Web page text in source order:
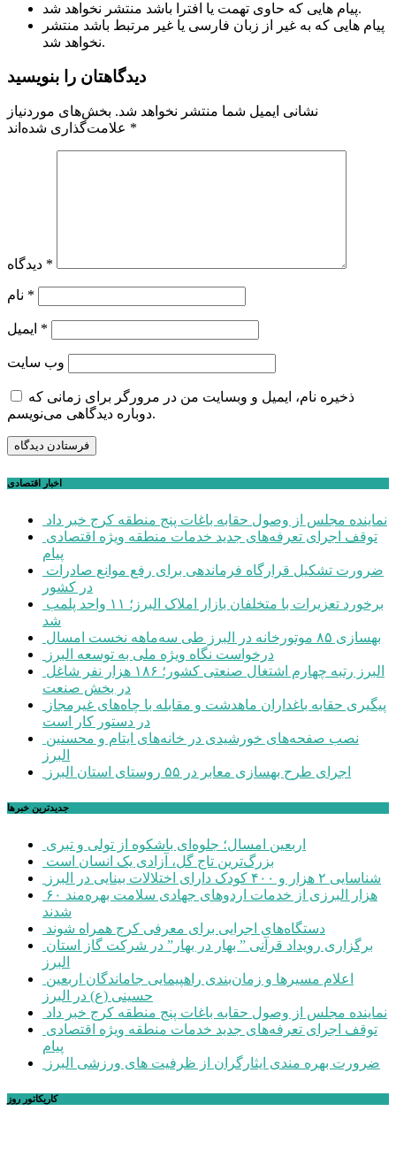
پیام هایی که حاوی تهمت یا افترا باشد منتشر نخواهد شد.
پیام هایی که به غیر از زبان فارسی یا غیر مرتبط باشد منتشر
نخواهد شد.
دیدگاهتان را بنویسید
نشانی ایمیل شما منتشر نخواهد شد. بخش‌های موردنیاز
*
*
*
*
وب‌ سایت
ذخیره نام، ایمیل و وبسایت من در مرورگر برای زمانی که
دوباره دیدگاهی می‌نویسم.
اخبار اقتصادی
نماینده مجلس از وصول حقابه باغات پنج منطقه کرج خبر داد
پیام
در کشور
شد
بهسازی ۸۵ موتورخانه در البرز طی سه‌ماهه نخست امسال
درخواست نگاه ویژه ملی به توسعه البرز
در بخش صنعت
در دستور کار است
البرز
اجرای طرح بهسازی معابر در ۵۵ روستای استان البرز
جديدترين خبرها
اربعین امسال؛ جلوه‌ای باشکوه از تولی و تبری
بزرگ‌ترین تاج گل، آزادی یک انسان است
شناسایی ۲ هزار و ۴۰۰ کودک دارای اختلالات بینایی در البرز
۶۰ هزار البرزی از خدمات اردوهای جهادی سلامت بهره‌مند
شدند
دستگاه‌های اجرایی برای معرفی کرج همراه شوند
البرز
حسینی (ع) در البرز
نماینده مجلس از وصول حقابه باغات پنج منطقه کرج خبر داد
پیام
ضرورت بهره مندی ایثارگران از ظرفیت های ورزشی البرز
کاریکاتور روز